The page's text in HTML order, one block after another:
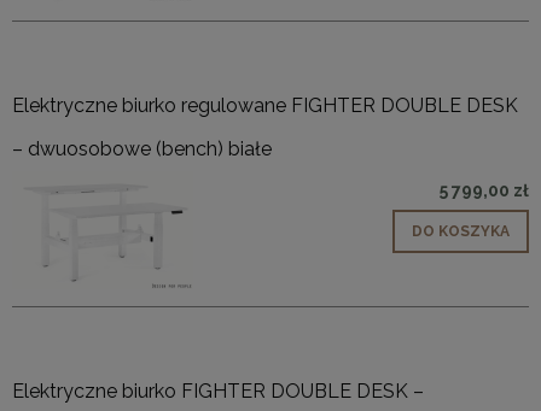
Elektryczne biurko regulowane FIGHTER DOUBLE DESK
– dwuosobowe (bench) białe
5 799,00 zł
DO KOSZYKA
Elektryczne biurko FIGHTER DOUBLE DESK –